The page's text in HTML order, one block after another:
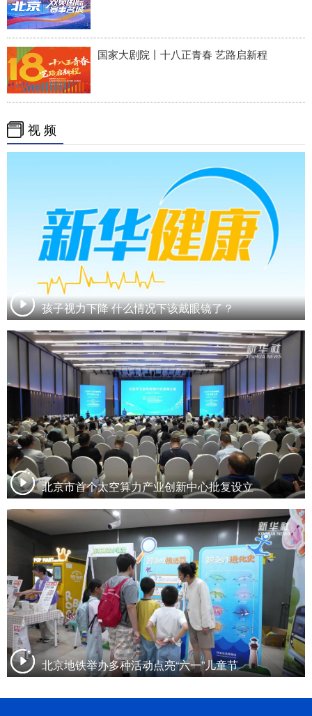
国家大剧院丨十八正青春 艺路启新程
视 频
孩子视力下降 什么情况下该戴眼镜了？
北京市首个太空算力产业创新中心批复设立
北京地铁举办多种活动点亮“六一”儿童节